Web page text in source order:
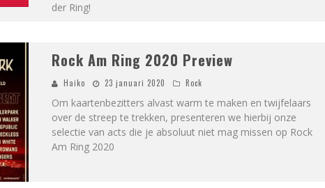
der Ring!
Rock Am Ring 2020 Preview
Haiko 23 januari 2020 Rock
Om kaartenbezitters alvast warm te maken en twijfelaars
over de streep te trekken, presenteren we hierbij onze
selectie van acts die je absoluut niet mag missen op Rock
Am Ring 2020